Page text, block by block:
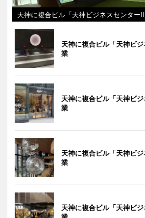
天神に複合ビル「天神ビジネスセンター
天神に複合ビル「天神ビ
業
天神に複合ビル「天神ビ
業
天神に複合ビル「天神ビ
業
天神に複合ビル「天神ビ